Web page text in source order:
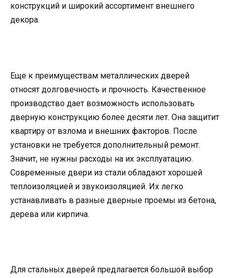
конструкций и широкий ассортимент внешнего
декора.
Еще к преимуществам металлических дверей
относят долговечность и прочность. Качественное
производство дает возможность использовать
дверную конструкцию более десяти лет. Она защитит
квартиру от взлома и внешних факторов. После
установки не требуется дополнительный ремонт.
Значит, не нужны расходы на их эксплуатацию.
Современные двери из стали обладают хорошей
теплоизоляцией и звукоизоляцией. Их легко
устанавливать в разные дверные проемы из бетона,
дерева или кирпича.
Для стальных дверей предлагается большой выбор